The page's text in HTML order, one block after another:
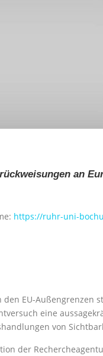
an
https://ruhr-uni-
den EU-
eine
von
der